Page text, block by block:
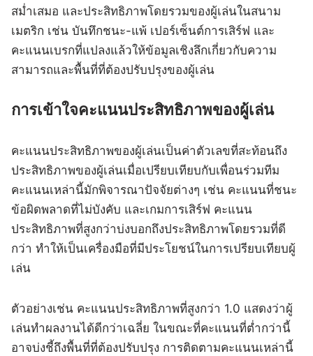
สม่ำเสมอ และประสิทธิภาพโดยรวมของผู้เล่นในสนาม
เมตริก เช่น บันทึกชนะ-แพ้ เปอร์เซ็นต์การเสิร์ฟ และ
คะแนนเบรกที่แปลงแล้วให้ข้อมูลเชิงลึกเกี่ยวกับความ
สามารถและพื้นที่ที่ต้องปรับปรุงของผู้เล่น
การเข้าใจคะแนนประสิทธิภาพของผู้เล่น
คะแนนประสิทธิภาพของผู้เล่นเป็นค่าตัวเลขที่สะท้อนถึง
ประสิทธิภาพของผู้เล่นเมื่อเปรียบเทียบกับเพื่อนร่วมทีม
คะแนนเหล่านี้มักพิจารณาปัจจัยต่างๆ เช่น คะแนนที่ชนะ
ข้อผิดพลาดที่ไม่บังคับ และเกมการเสิร์ฟ คะแนน
ประสิทธิภาพที่สูงกว่าบ่งบอกถึงประสิทธิภาพโดยรวมที่ดี
กว่า ทำให้เป็นเครื่องมือที่มีประโยชน์ในการเปรียบเทียบผู้
เล่น
ตัวอย่างเช่น คะแนนประสิทธิภาพที่สูงกว่า 1.0 แสดงว่าผู้
เล่นทำผลงานได้ดีกว่าเฉลี่ย ในขณะที่คะแนนที่ต่ำกว่านี้
อาจบ่งชี้ถึงพื้นที่ที่ต้องปรับปรุง การติดตามคะแนนเหล่านี้